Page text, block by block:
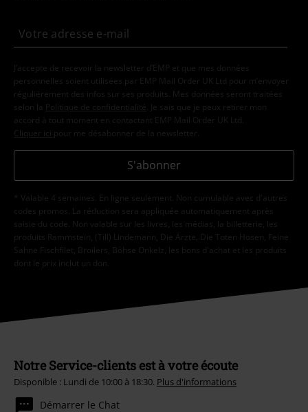
J’accepte de recevoir la newsletter d’EMP et que mes données
personnelles soient utilisées par EMP Mail Order UK Ltd pour m’envoyer
régulièrement des infos sur ses produits. Mes données seront traitées
selon la
Politique de confidentialité . Je sais que je peux retirer mon
accord à tout moment en contactant EMP Mail Order UK Ltd.
Cliquer ici pour me désabonner de la newsletter.
S'abonner
* Valable 4 semaines. En ligne seulement. Non cumulable avec d'autres
codes promos. La réduction sera appliquée automatiquement après
saisie du code. Non valable sur les livres, les médias, la billetterie, les
produits Rammstein, (Till) Lindemann, Die Ärzte, Die Toten Hosen, Feine
Sahne Fischfilet, Broilers, Böhse Onkelz, les bons d'achat et les produits
dont le prix inclut un don.
Notre Service-clients est à votre écoute
Disponible : Lundi de 10:00 à 18:30. Plus d'informations
Démarrer le Chat